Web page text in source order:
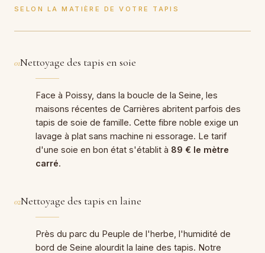
SELON LA MATIÈRE DE VOTRE TAPIS
01Nettoyage des tapis en soie
Face à Poissy, dans la boucle de la Seine, les
maisons récentes de Carrières abritent parfois des
tapis de soie de famille. Cette fibre noble exige un
lavage à plat sans machine ni essorage. Le tarif
d'une soie en bon état s'établit à 89 € le mètre
carré.
02Nettoyage des tapis en laine
Près du parc du Peuple de l'herbe, l'humidité de
bord de Seine alourdit la laine des tapis. Notre